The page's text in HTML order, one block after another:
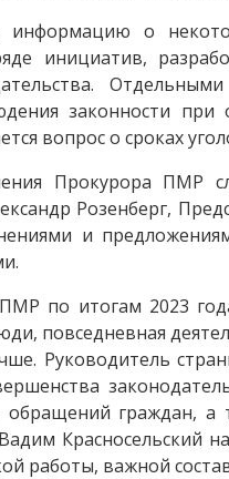
информацию о
инициатив,
законности
вопрос о сроках
Прокурора ПМР
Розенберг,
и
по итогам 2023
повседневная
Руководитель
граждан, а
Красносельский
работы, важной